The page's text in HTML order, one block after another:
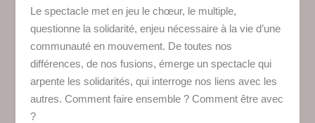
Le spectacle met en jeu le chœur, le multiple,
questionne la solidarité, enjeu nécessaire à la vie d’une
communauté en mouvement. De toutes nos
différences, de nos fusions, émerge un spectacle qui
arpente les solidarités, qui interroge nos liens avec les
autres. Comment faire ensemble ? Comment être avec
?